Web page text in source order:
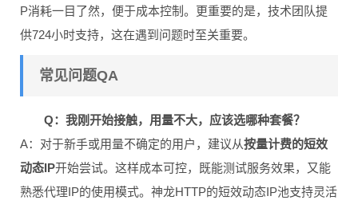
P消耗一目了然，便于成本控制。更重要的是，技术团队提
供724小时支持，这在遇到问题时至关重要。
常见问题QA
Q：我刚开始接触，用量不大，应该选哪种套餐？
A：对于新手或用量不确定的用户，建议从按量计费的短效
动态IP开始尝试。这样成本可控，既能测试服务效果，又能
熟悉代理IP的使用模式。神龙HTTP的短效动态IP池支持灵活